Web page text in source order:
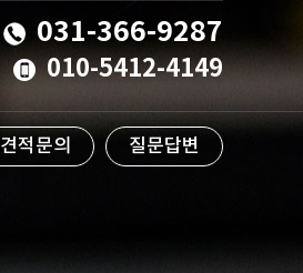
031-366-9287
010-5412-4149
견적문의 질문답변